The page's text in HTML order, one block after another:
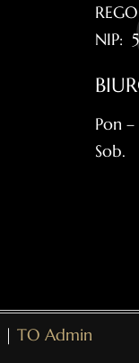
NIP:
Pon
| TO Admin